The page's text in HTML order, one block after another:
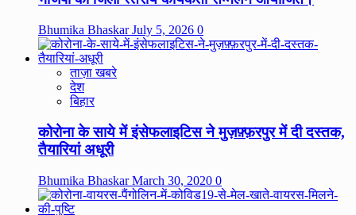
Bhumika BhaskarJuly 5, 2026 0
ताज़ा खबरे
देश
बिहार
कोरोना के साये में इंसेफलाइटिस ने मुज़फ़्फ़रपुर में दी दस्तक,
तैयारियां अधूरी
Bhumika BhaskarMarch 30, 2020 0